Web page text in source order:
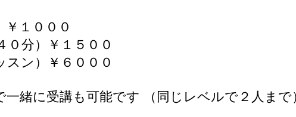
１０００
分）￥１５００
ン）￥６０００
一緒に受講も可能です （同じレベルで２人まで